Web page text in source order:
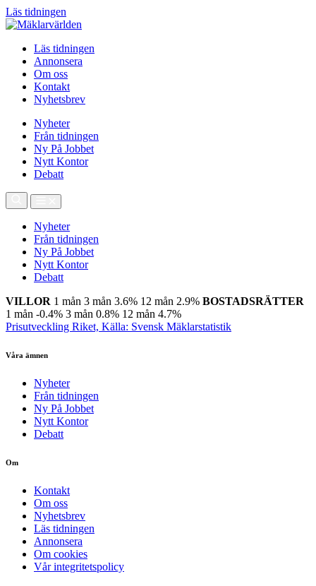
Läs tidningen
Läs tidningen
Annonsera
Om oss
Kontakt
Nyhetsbrev
Nyheter
Från tidningen
Ny På Jobbet
Nytt Kontor
Debatt
Nyheter
Från tidningen
Ny På Jobbet
Nytt Kontor
Debatt
VILLOR 1 mån 3 mån 3.6% 12 mån 2.9% BOSTADSRÄTTER
1 mån -0.4% 3 mån 0.8% 12 mån 4.7%
Prisutveckling Riket, Källa: Svensk Mäklarstatistik
Våra ämnen
Nyheter
Från tidningen
Ny På Jobbet
Nytt Kontor
Debatt
Om
Kontakt
Om oss
Nyhetsbrev
Läs tidningen
Annonsera
Om cookies
Vår integritetspolicy